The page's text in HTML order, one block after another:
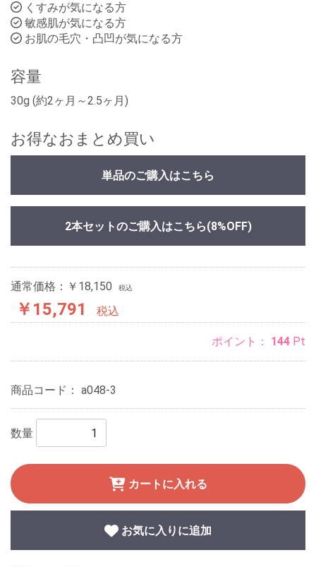
くすみが気になる方
敏感肌が気になる方
お肌の毛穴・凸凹が気になる方
容量
30g (約2ヶ月～2.5ヶ月)
お得なおまとめ買い
単品のご購入はこちら
2本セットのご購入はこちら(8%OFF)
通常価格：￥18,150 税込
￥15,791 税込
ポイント： 144 Pt
商品コード： a048-3
数量
カートに入れる
お気に入りに追加